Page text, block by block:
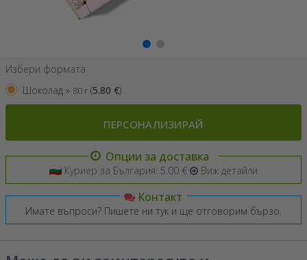
Избери формата
Шоколад » 80 г (5.80 €)
ПЕРСОНАЛИЗИРАЙ
Опции за доставка
Куриер за България: 5.00 € Виж детайли
Контакт
Имате въпроси? Пишете ни тук и ще отговорим бързо.